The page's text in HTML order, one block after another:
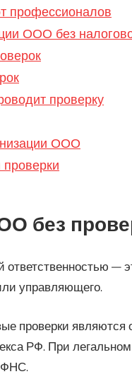
профессионалов
ООО без
проверку
ООО
без
—
управляющего.
проверки
РФ. При
ФНС.